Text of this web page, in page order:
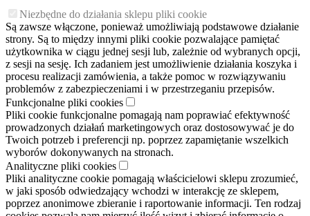
Niezbędne do działania sklepu pliki cookie
Są zawsze włączone, ponieważ umożliwiają podstawowe działanie
strony. Są to między innymi pliki cookie pozwalające pamiętać
użytkownika w ciągu jednej sesji lub, zależnie od wybranych opcji,
z sesji na sesję. Ich zadaniem jest umożliwienie działania koszyka i
procesu realizacji zamówienia, a także pomoc w rozwiązywaniu
problemów z zabezpieczeniami i w przestrzeganiu przepisów.
Funkcjonalne pliki cookies
Pliki cookie funkcjonalne pomagają nam poprawiać efektywność
prowadzonych działań marketingowych oraz dostosowywać je do
Twoich potrzeb i preferencji np. poprzez zapamiętanie wszelkich
wyborów dokonywanych na stronach.
Analityczne pliki cookies
Pliki analityczne cookie pomagają właścicielowi sklepu zrozumieć,
w jaki sposób odwiedzający wchodzi w interakcję ze sklepem,
poprzez anonimowe zbieranie i raportowanie informacji. Ten rodzaj